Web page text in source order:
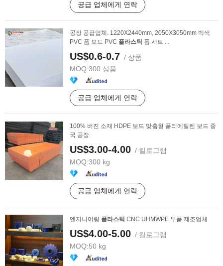
공급 업체에게 연락
공장 공급업체. 1220X2440mm, 2050X3050mm 백색
PVC 폼 보드 PVC 플라스틱 폼 시트 ...
US$0.6-0.7 / 상품
MOQ:300 상품
공급 업체에게 연락
100% 버진 소재 HDPE 보드 맞춤형 폴리에틸렌 보드 중
국 공장
US$3.00-4.00 / 킬로그램
MOQ:300 kg
공급 업체에게 연락
엔지니어링 플라스틱 CNC UHMWPE 부품 제조업체
US$4.00-5.00 / 킬로그램
MOQ:50 kg